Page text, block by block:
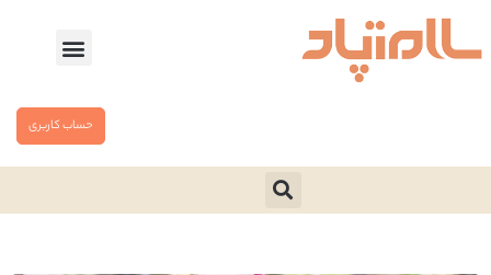
حساب کاربری